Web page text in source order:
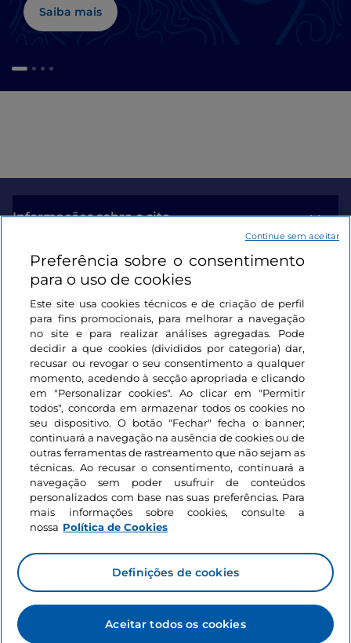
Saiba mais
Informações sobre o site
Ligações úteis
Iniciar sessão
Mantenha-se em contacto
Preferência sobre o consentimento
para o uso de cookies
Este site usa cookies técnicos e de criação de perfil
para fins promocionais, para melhorar a navegação
no site e para realizar análises agregadas. Pode
decidir a que cookies (divididos por categoria) dar,
recusar ou revogar o seu consentimento a qualquer
momento, acedendo à secção apropriada e clicando
em "Personalizar cookies". Ao clicar em "Permitir
todos", concorda em armazenar todos os cookies no
seu dispositivo. O botão "Fechar" fecha o banner;
continuará a navegação na ausência de cookies ou de
outras ferramentas de rastreamento que não sejam as
técnicas. Ao recusar o consentimento, continuará a
navegação sem poder usufruir de conteúdos
personalizados com base nas suas preferências. Para
mais informações sobre cookies, consulte a
nossa Política de Cookies
Definições de cookies
Aceitar todos os cookies
Continue sem aceitar